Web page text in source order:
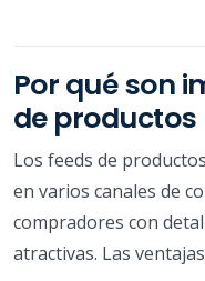
Por qué son
de productos
Los feeds de
en varios canales de
compradores con
atractivas. Las